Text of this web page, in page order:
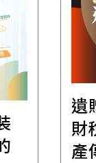
遺
財
產